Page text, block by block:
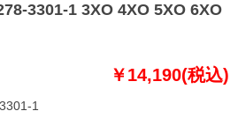
3301-1 3XO 4XO 5XO 6XO
￥14,190(税込)
1